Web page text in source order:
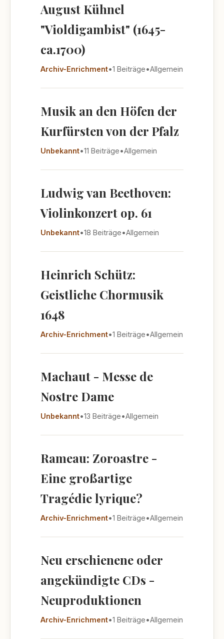
August Kühnel
"Violdigambist" (1645-
ca.1700)
Archiv-Enrichment•1 Beiträge•Allgemein
Musik an den Höfen der
Kurfürsten von der Pfalz
Unbekannt•11 Beiträge•Allgemein
Ludwig van Beethoven:
Violinkonzert op. 61
Unbekannt•18 Beiträge•Allgemein
Heinrich Schütz:
Geistliche Chormusik
1648
Archiv-Enrichment•1 Beiträge•Allgemein
Machaut - Messe de
Nostre Dame
Unbekannt•13 Beiträge•Allgemein
Rameau: Zoroastre -
Eine großartige
Tragédie lyrique?
Archiv-Enrichment•1 Beiträge•Allgemein
Neu erschienene oder
angekündigte CDs -
Neuproduktionen
Archiv-Enrichment•1 Beiträge•Allgemein